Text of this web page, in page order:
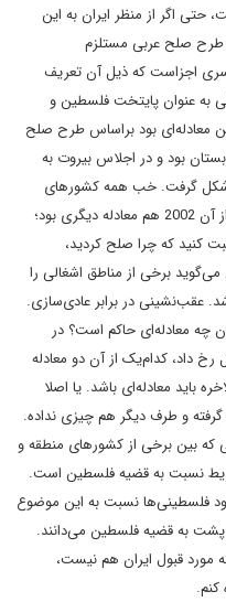
اگر از منظر ایران به این
طرح صلح عربی مستلزم
به مرزهای 1967 و یک‌سری اجزاست که ذیل آن تعریف
به عنوان پایتخت فلسطین و
معادله‌ای بود براساس طرح صلح
بود و در اجلاس بیروت به
در 2002 ارائه شد و شکل گرفت. خب همه کشورهای
عربی آن را به همین عنوان می‌شناسند. قبل از آن 2002 هم معادله دیگری بود؛
کنید که چرا صلح کردید،
برخی از مناطق اشغالی را
شد. عقب‌نشینی در برابر عادی‌سازی.
چه معادله‌ای حاکم است؟ در
رخ داد، کدام‌یک از آن دو معادله
باید معادله‌ای باشد. یا اصلا
و طرف دیگر هم چیزی نداده.
که بین برخی از کشورهای منطقه و
نسبت به قضیه فلسطین است.
فلسطینی‌ها نسبت به این موضوع
به قضیه فلسطین می‌دانند.
مورد قبول ایران هم نیست،
کنم.